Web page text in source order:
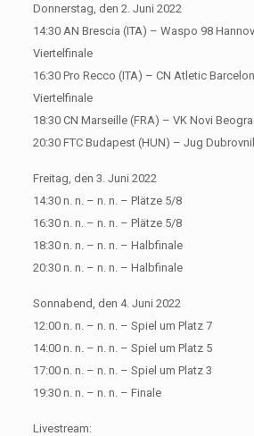
Donnerstag, den 2. Juni 2022
14:30 AN Brescia (ITA) – Waspo 98
Viertelfinale
16:30 Pro Recco (ITA) – CN Atletic
Viertelfinale
18:30 CN Marseille (FRA) – VK Novi
20:30 FTC Budapest (HUN) – Jug
Freitag, den 3. Juni 2022
14:30 n. n. – n. n. – Plätze 5/8
16:30 n. n. – n. n. – Plätze 5/8
18:30 n. n. – n. n. – Halbfinale
20:30 n. n. – n. n. – Halbfinale
Sonnabend, den 4. Juni 2022
12:00 n. n. – n. n. – Spiel um Platz 7
14:00 n. n. – n. n. – Spiel um Platz 5
17:00 n. n. – n. n. – Spiel um Platz 3
19:30 n. n. – n. n. – Finale
Livestream: